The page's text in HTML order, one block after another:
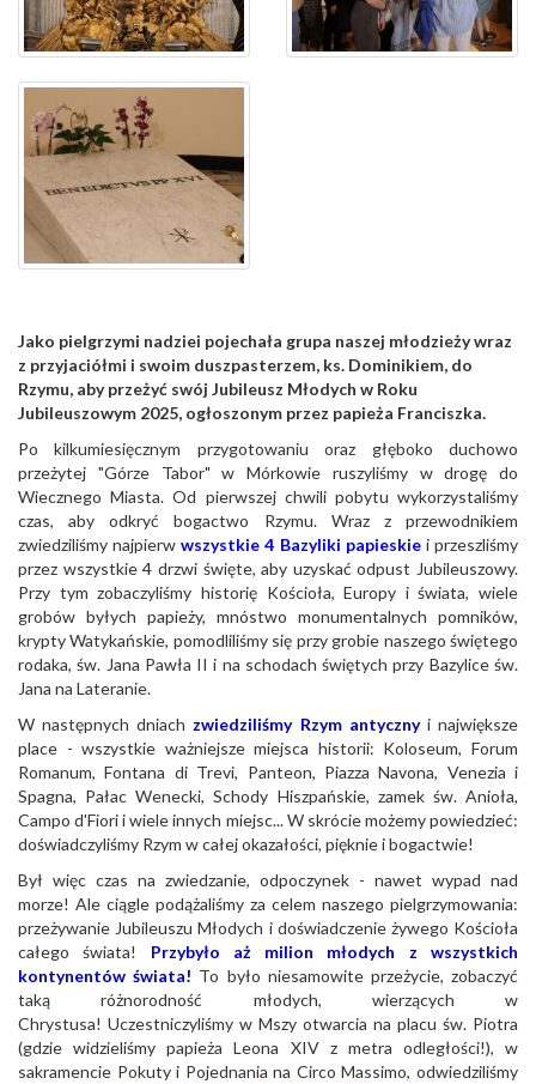
Jako pielgrzymi nadziei pojechała grupa naszej młodzieży wraz
z przyjaciółmi i swoim duszpasterzem, ks. Dominikiem, do
Rzymu, aby przeżyć swój Jubileusz Młodych w Roku
Jubileuszowym 2025, ogłoszonym przez papieża Franciszka.
Po kilkumiesięcznym przygotowaniu oraz głęboko duchowo
przeżytej "Górze Tabor" w Mórkowie ruszyliśmy w drogę do
Wiecznego Miasta. Od pierwszej chwili pobytu wykorzystaliśmy
czas, aby odkryć bogactwo Rzymu. Wraz z przewodnikiem
zwiedziliśmy najpierwwszystkie 4 Bazyliki papieskiei przeszliśmy
przez wszystkie 4 drzwi święte, aby uzyskać odpust Jubileuszowy.
Przy tym zobaczyliśmy historię Kościoła, Europy i świata, wiele
grobów byłych papieży, mnóstwo monumentalnych pomników,
krypty Watykańskie, pomodliliśmy się przy grobie naszego świętego
rodaka, św. Jana Pawła II i na schodach świętych przy Bazylice św.
Jana na Lateranie.
W następnych dniach zwiedziliśmy Rzym antycznyi największe
place - wszystkie ważniejsze miejsca historii: Koloseum, Forum
Romanum, Fontana di Trevi, Panteon, Piazza Navona, Venezia i
Spagna, Pałac Wenecki, Schody Hiszpańskie, zamek św. Anioła,
Campo d'Fiori i wiele innych miejsc... W skrócie możemy powiedzieć:
doświadczyliśmy Rzym w całej okazałości, pięknie i bogactwie!
Był więc czas na zwiedzanie, odpoczynek - nawet wypad nad
morze! Ale ciągle podążaliśmy za celem naszego pielgrzymowania:
przeżywanie Jubileuszu Młodych i doświadczenie żywego Kościoła
całego świata! Przybyło aż milion młodych z wszystkich
kontynentów świata! To było niesamowite przeżycie, zobaczyć
taką różnorodność młodych, wierzących w
Chrystusa! Uczestniczyliśmy w Mszy otwarcia na placu św. Piotra
(gdzie widzieliśmy papieża Leona XIV z metra odległości!), w
sakramencie Pokuty i Pojednania na Circo Massimo, odwiedziliśmy